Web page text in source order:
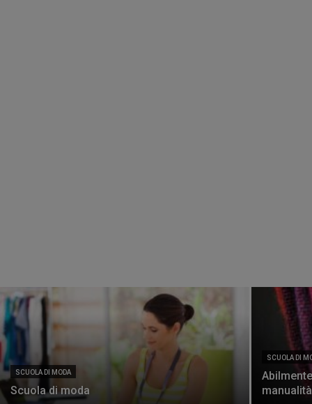
SCUOLA DI MODA
Scuola di moda
SCUOLA DI